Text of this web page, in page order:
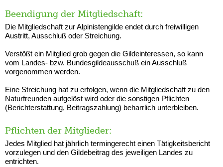
Beendigung der Mitgliedschaft:
Die Mitgliedschaft zur Alpinistengilde endet durch freiwilligen
Austritt, Ausschluß oder Streichung.
Verstößt ein Mitglied grob gegen die Gildeinteressen, so kann
vom Landes- bzw. Bundesgildeausschuß ein Ausschluß
vorgenommen werden.
Eine Streichung hat zu erfolgen, wenn die Mitgliedschaft zu den
Naturfreunden aufgelöst wird oder die sonstigen Pflichten
(Berichterstattung, Beitragszahlung) beharrlich unterbleiben.
Pflichten der Mitglieder:
Jedes Mitglied hat jährlich termingerecht einen Tätigkeitsbericht
vorzulegen und den Gildebeitrag des jeweiligen Landes zu
entrichten.